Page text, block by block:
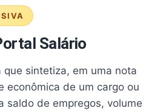
Salário
que sintetiza, em uma nota
econômica de um cargo ou
saldo de empregos, volume